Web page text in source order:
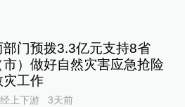
部门预拨3.3亿元支持8省
市）做好自然灾害应急抢险
灾工作
上下游 3天前